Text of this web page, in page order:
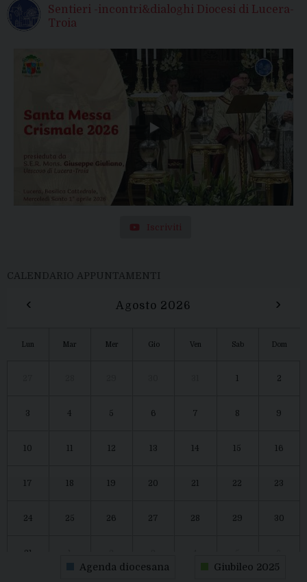
Sentieri -incontri&dialoghi Diocesi di Lucera-
Troia
Iscriviti
CALENDARIO APPUNTAMENTI
‹ Agosto 2026 ›
Lun Mar Mer Gio Ven Sab Dom
2
3 4 5 6 7 8 9
10 12 13 14 15 16
17 18 19 20 21 22 23
24 25 26 27 28 29 30
31
Agenda diocesana Giubileo 2025